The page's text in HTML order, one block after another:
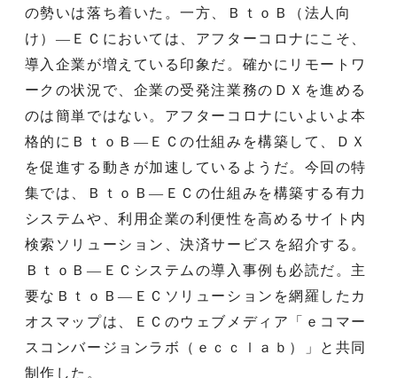
の勢いは落ち着いた。一方、ＢｔｏＢ（法人向
け）―ＥＣにおいては、アフターコロナにこそ、
導入企業が増えている印象だ。確かにリモートワ
ークの状況で、企業の受発注業務のＤＸを進める
のは簡単ではない。アフターコロナにいよいよ本
格的にＢｔｏＢ―ＥＣの仕組みを構築して、ＤＸ
を促進する動きが加速しているようだ。今回の特
集では、ＢｔｏＢ―ＥＣの仕組みを構築する有力
システムや、利用企業の利便性を高めるサイト内
検索ソリューション、決済サービスを紹介する。
ＢｔｏＢ―ＥＣシステムの導入事例も必読だ。主
要なＢｔｏＢ―ＥＣソリューションを網羅したカ
オスマップは、ＥＣのウェブメディア「ｅコマー
スコンバージョンラボ（ｅｃｃｌａｂ）」と共同
制作した。